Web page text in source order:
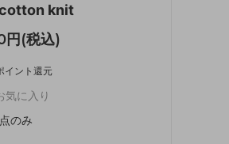
knit
円(税込)
イント還元
気に入り
のみ